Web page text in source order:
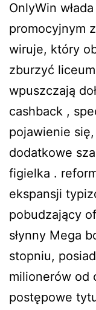
​​OnlyWin
promocyjnym
wiruje, który
zburzyć
wpuszczają
cashback ,
pojawienie
dodatkowe
figielka .
ekspansji
pobudzający
słynny Mega
stopniu,
milionerów od
postępowe